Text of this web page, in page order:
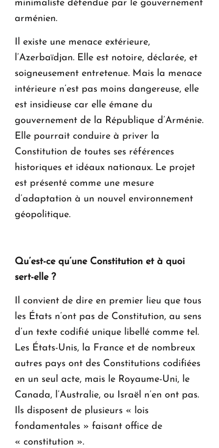
minimaliste défendue par le gouvernement
arménien.
Il existe une menace extérieure,
l’Azerbaïdjan. Elle est notoire, déclarée, et
soigneusement entretenue. Mais la menace
intérieure n’est pas moins dangereuse, elle
est insidieuse car elle émane du
gouvernement de la République d’Arménie.
Elle pourrait conduire à priver la
Constitution de toutes ses références
historiques et idéaux nationaux. Le projet
est présenté comme une mesure
d’adaptation à un nouvel environnement
géopolitique.
Qu’est-ce qu’une Constitution et à quoi
sert-elle ?
Il convient de dire en premier lieu que tous
les États n’ont pas de Constitution, au sens
d’un texte codifié unique libellé comme tel.
Les États-Unis, la France et de nombreux
autres pays ont des Constitutions codifiées
en un seul acte, mais le Royaume-Uni, le
Canada, l’Australie, ou Israël n’en ont pas.
Ils disposent de plusieurs « lois
fondamentales » faisant office de
« constitution ».